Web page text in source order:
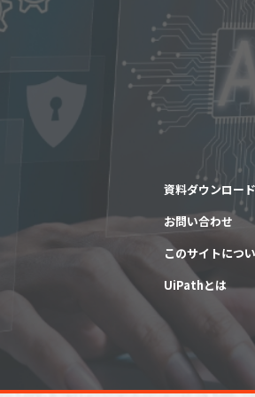
資料ダウンロード
お問い合わせ
このサイトにつ
UiPathとは